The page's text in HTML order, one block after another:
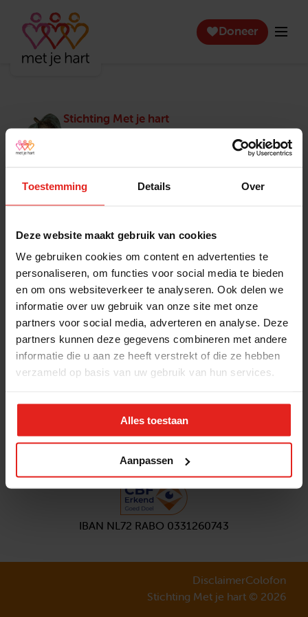
Toestemming Details Over
Deze website maakt gebruik van cookies
We gebruiken cookies om content en advertenties te
personaliseren, om functies voor social media te bieden
en om ons websiteverkeer te analyseren. Ook delen we
informatie over uw gebruik van onze site met onze
partners voor social media, adverteren en analyse. Deze
partners kunnen deze gegevens combineren met andere
informatie die u aan ze heeft verstrekt of die ze hebben
verzameld op basis van uw gebruik van hun services.
Alles toestaan
Aanpassen
Doneer
Stichting Met je hart
Stichting Met je hart laat ouderen die zich
eenzaam voelen weer genieten en inspireert
winnaar van het Appeltje van Oranje.
Actuele vacatures
Pers en media
Jaarverslag 2025
Contact
Klachtenprocedure
Privacyverklaring
Opzeggen
Volg ons
Aanmeldennieuwsbrief
IBAN NL72 RABO 0331260743
DisclaimerColofon
Stichting Met je hart © 2026